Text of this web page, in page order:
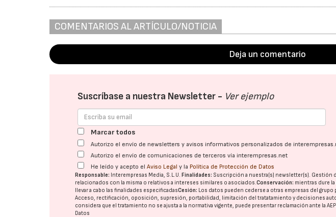
COMENTARIOS AL ARTÍCULO/NOTICIA
Deja un comentario
Suscríbase a nuestra Newsletter - Ver ejemplo
Marcar todos
Autorizo el envío de newsletters y avisos informativos personalizados de
Autorizo el envío de comunicaciones de terceros vía interempresas.net
He leído y acepto elAviso Legal y la Política de Protección de Datos
Responsable: Interempresas Media, S.L.U.Finalidades: Suscripción a nuestra(s) newsletter(s). Gestión
relacionados con la misma o relativos a intereses similares o asociados.Conservación: mientras dure
llevar a cabo las finalidades especificadasCesión: Los datos pueden cederse a otras empresas del grupo
Acceso, rectificación, oposición, supresión, portabilidad, limitación del tratatamiento y decisiones
considera que el tratamiento no se ajusta a la normativa vigente, puede presentar reclamación ante la
Datos